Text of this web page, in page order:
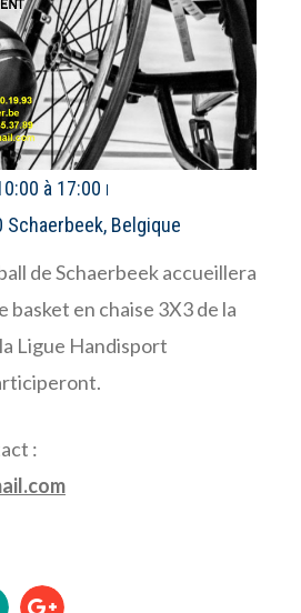
à 17:00
Schaerbeek, Belgique
de Schaerbeek accueillera
basket en chaise 3X3 de la
Ligue Handisport
: